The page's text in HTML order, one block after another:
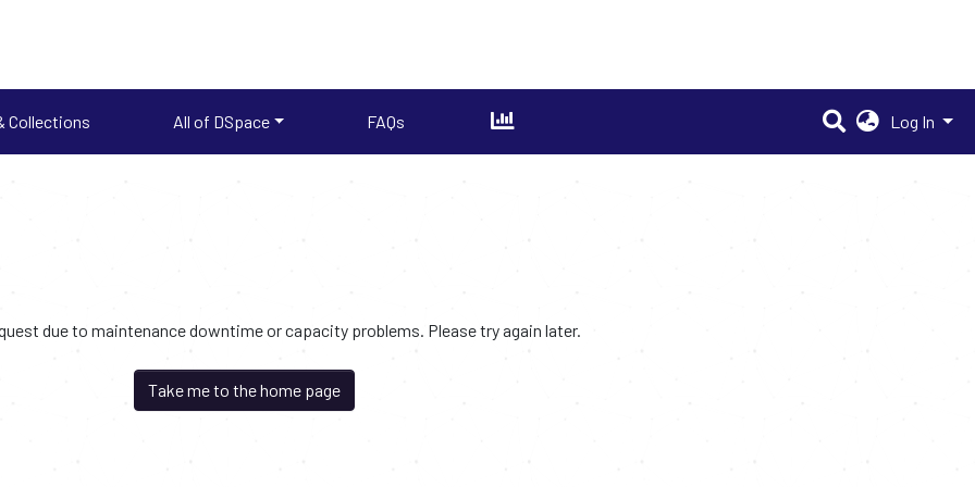
Collections All of DSpace FAQs Log In
due to maintenance downtime or capacity problems. Please try again later.
Take me to the home page